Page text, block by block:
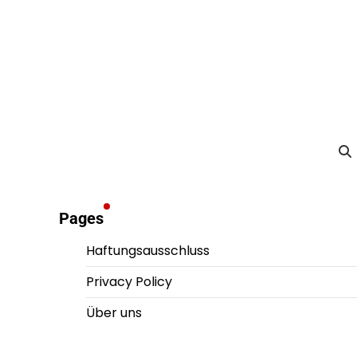
Pages
Haftungsausschluss
Privacy Policy
Über uns